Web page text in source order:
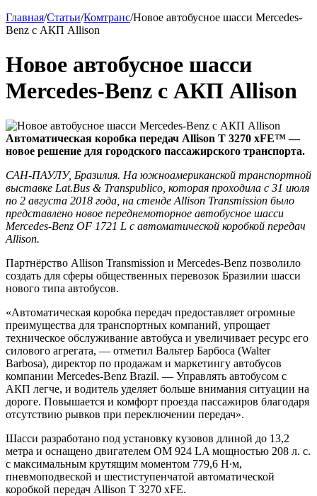
Главная/Статьи/Комтранс/Новое автобусное шасси Mercedes-
Benz с АКП Allison
Новое автобусное шасси
Mercedes-Benz с АКП Allison
Автоматическая коробка передач Allison T 3270 xFE™ —
новое решение для городского пассажирского транспорта.
САН-ПАУЛУ, Бразилия. На южноамериканской транспортной
выставке Lat.Bus & Transpublico, которая проходила с 31 июля
по 2 августа 2018 года, на стенде Allison Transmission было
представлено новое переднемоторное автобусное шасси
Mercedes-Benz OF 1721 L с автоматической коробкой передач
Allison.
Партнёрство Allison Transmission и Mercedes-Benz позволило
создать для сферы общественных перевозок Бразилии шасси
нового типа автобусов.
«Автоматическая коробка передач предоставляет огромные
преимущества для транспортных компаний, упрощает
техническое обслуживание автобуса и увеличивает ресурс его
силового агрегата, — отметил Вальтер Барбоса (Walter
Barbosa), директор по продажам и маркетингу автобусов
компании Mercedes-Benz Brazil. — Управлять автобусом с
АКП легче, и водитель уделяет больше внимания ситуации на
дороге. Повышается и комфорт проезда пассажиров благодаря
отсутствию рывков при переключении передач».
Шасси разработано под установку кузовов длиной до 13,2
метра и оснащено двигателем OM 924 LA мощностью 208 л. с.
с максимальным крутящим моментом 779,6 Н∙м,
пневмоподвеской и шестиступенчатой автоматической
коробкой передач Allison T 3270 xFE.